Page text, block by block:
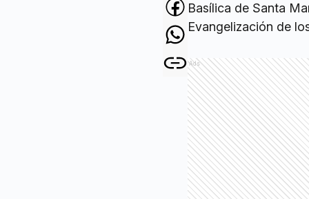
Basílica de Santa
Evangelización de
Ads